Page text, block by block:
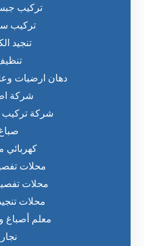
تركيب
تركيب
تنجيد
دهان ارضيات
شركة
شركة تركيب
كهربائي
محلات
محلات
محلات
معلم أصباغ
نجار